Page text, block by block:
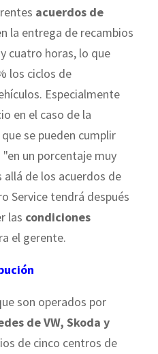
acuerdos de
la entrega de recambios
cuatro horas, lo que
los ciclos de
Especialmente
en el caso de la
se pueden cumplir
un porcentaje muy
de los acuerdos de
Service tendrá después
las condiciones
el gerente.
son operados por
de VW, Skoda y
de cinco centros de